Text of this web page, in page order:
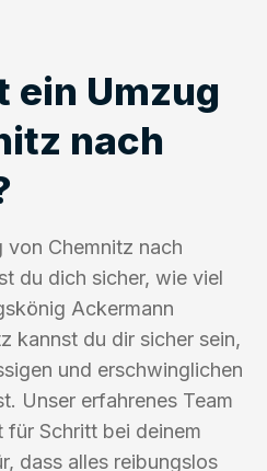
ein Umzug
nach
von Chemnitz nach
du dich sicher, wie viel
Ackermann
kannst du dir sicher sein,
und erschwinglichen
Unser erfahrenes Team
Schritt bei deinem
dass alles reibungslos